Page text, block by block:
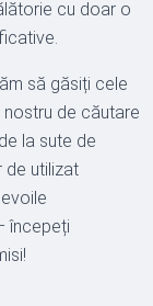
cu doar o
să găsiți cele
de căutare
la sute de
de utilizat
începeți